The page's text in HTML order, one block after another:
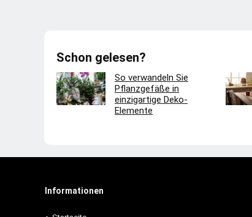
Schon gelesen?
So verwandeln Sie
Pflanzgefäße in
einzigartige Deko-
Elemente
Informationen